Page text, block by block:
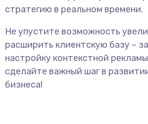
стратегию в реальном времени.
Не упустите возможность
расширить клиентскую базу –
настройку контекстной
сделайте важный шаг в
бизнеса!